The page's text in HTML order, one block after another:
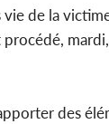
de la
des